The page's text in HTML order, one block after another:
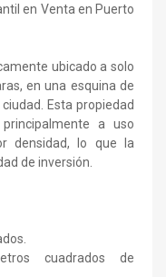
en Venta en Puerto
ubicado a solo
en una esquina de
Esta propiedad
a uso
densidad, lo que la
de inversión.
cuadrados de